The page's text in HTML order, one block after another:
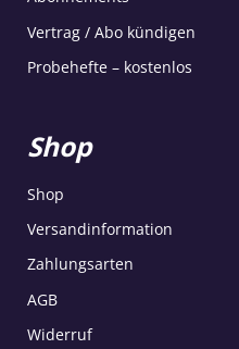
Vertrag / Abo kündigen
Probehefte – kostenlos
Shop
Shop
Versandinformation
Zahlungsarten
AGB
Widerruf